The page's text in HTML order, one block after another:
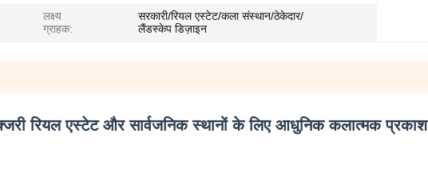
लक्ष्य
ग्राहक:
सरकारी/रियल एस्टेट/कला संस्थान/ठेकेदार/
लैंडस्केप डिज़ाइन
रियल एस्टेट और सार्वजनिक स्थानों के लिए आधुनिक कलात्मक प्रकाश